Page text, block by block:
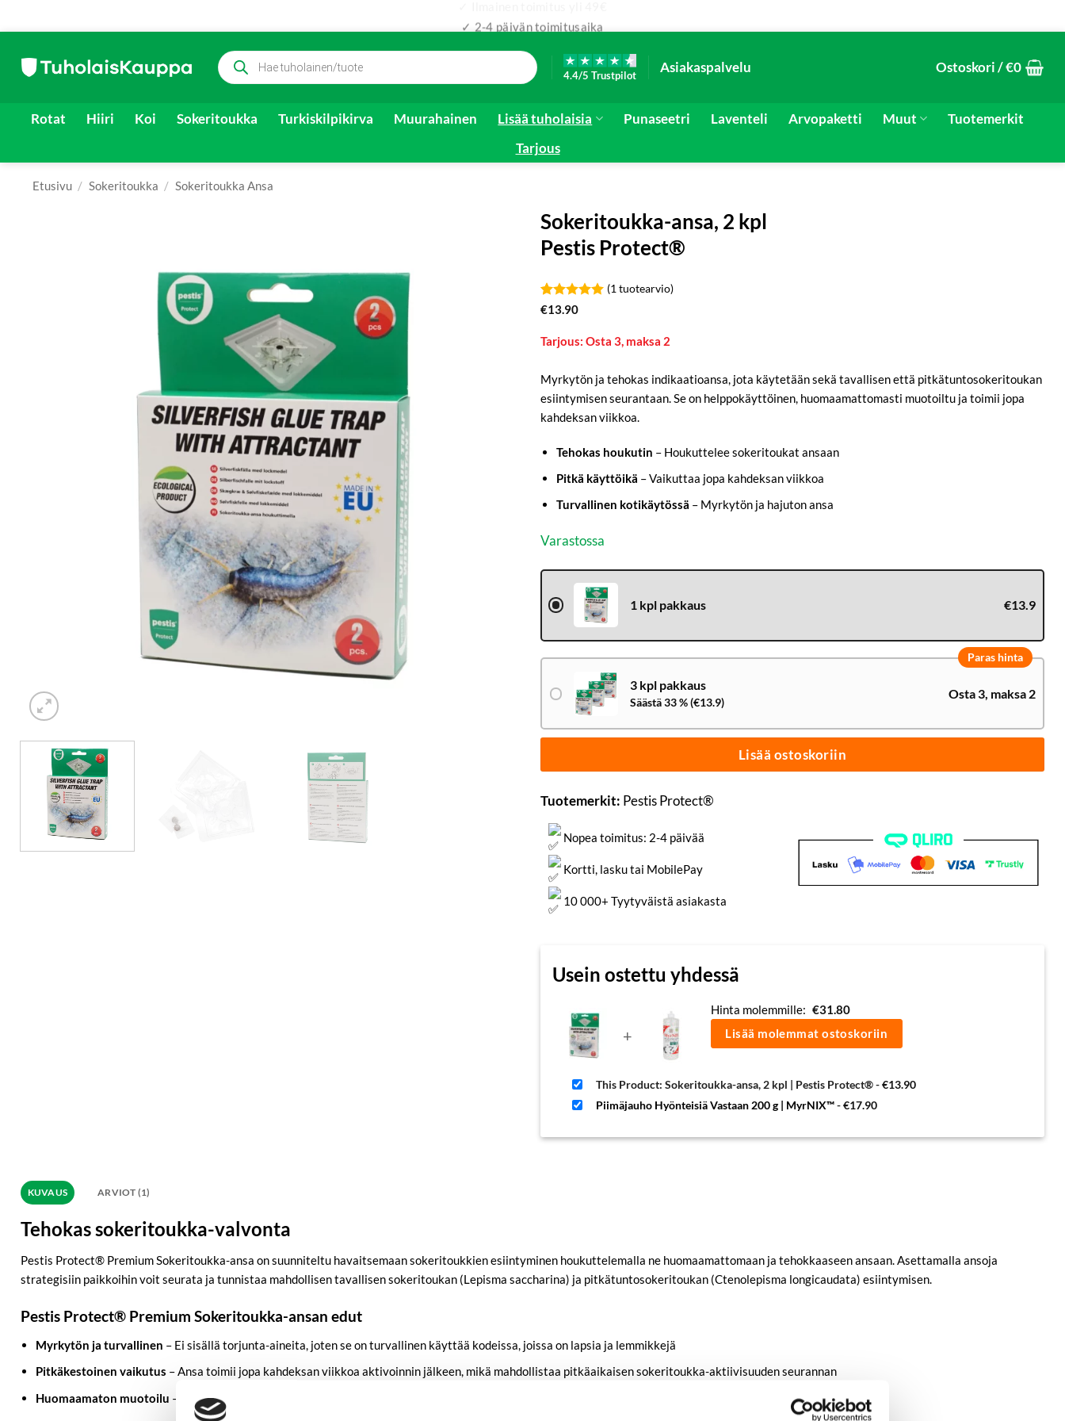
content
Products
search
4.4/5 Trustpilot
Asiakaspalvelu Ostoskori /€0
Rotat Hiiri Koi Sokeritoukka Turkiskilpikirva Muurahainen Lisää tuholaisia Punaseetri Laventeli Arvopaketti Muut
Tuotemerkit
Tarjous
Etusivu / Sokeritoukka / Sokeritoukka Ansa
Sokeritoukka-ansa, 2 kpl
Pestis Protect®
Arvio5
1
asiakkaan
(1tuotearvio)
€13.90
Tarjous: Osta 3, maksa 2
Myrkytön ja tehokas indikaatioansa, jota käytetään sekä tavallisen että pitkätuntosokeritoukan
esiintymisen seurantaan. Se on helppokäyttöinen, huomaamattomasti muotoiltu ja toimii jopa
kahdeksan viikkoa.
Tehokas houkutin – Houkuttelee sokeritoukat ansaan
Pitkä käyttöikä – Vaikuttaa jopa kahdeksan viikkoa
Turvallinen kotikäytössä – Myrkytön ja hajuton ansa
Varastossa
1 kpl pakkaus €13.9
Paras hinta
3 kpl pakkaus
Säästä 33 % (€13.9)
Osta 3, maksa 2
Lisää ostoskoriin
Tuotemerkit: Pestis Protect®
Nopea toimitus: 2-4 päivää
Kortti, lasku tai MobilePay
10 000+ Tyytyväistä asiakasta
Usein ostettu yhdessä
+
Hinta molemmille: €31.80
Lisää molemmat ostoskoriin
This Product: Sokeritoukka-ansa, 2 kpl | Pestis Protect®-€13.90
Piimäjauho Hyönteisiä Vastaan 200 g | MyrNIX™-€17.90
KUVAUS ARVIOT (1)
Tehokas sokeritoukka-valvonta
Pestis Protect® Premium Sokeritoukka-ansa on suunniteltu havaitsemaan sokeritoukkien esiintyminen houkuttelemalla ne huomaamattomaan ja tehokkaaseen ansaan. Asettamalla ansoja
strategisiin paikkoihin voit seurata ja tunnistaa mahdollisen tavallisen sokeritoukan (Lepisma saccharina) ja pitkätuntosokeritoukan (Ctenolepisma longicaudata) esiintymisen.
Pestis Protect® Premium Sokeritoukka-ansan edut
Myrkytön ja turvallinen – Ei sisällä torjunta-aineita, joten se on turvallinen käyttää kodeissa, joissa on lapsia ja lemmikkejä
Pitkäkestoinen vaikutus – Ansa toimii jopa kahdeksan viikkoa aktivoinnin jälkeen, mikä mahdollistaa pitkäaikaisen sokeritoukka-aktiivisuuden seurannan
Huomaamaton muotoilu – Neutraali ulkonäkö sulautuu kodin sisustukseen herättämättä huomiota
✓ 2-4 päivän toimitusaika